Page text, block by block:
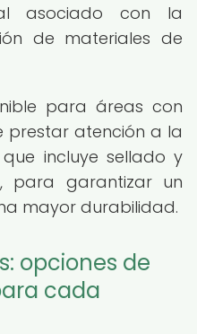
asociado con la
de materiales de
para áreas con
prestar atención a la
incluye sellado y
para garantizar un
mayor durabilidad.
opciones de
cada